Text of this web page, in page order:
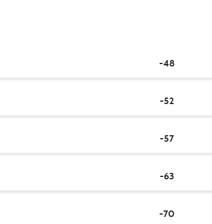
-48
-52
-57
-63
-70